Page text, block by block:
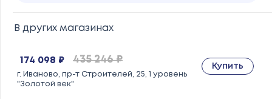
В других магазинах
174 098 ₽ 435 246 ₽
г. Иваново, пр-т Строителей, 25, 1 уровень
"Золотой век"
Купить